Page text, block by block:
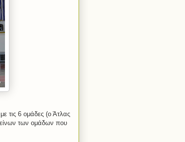
τις 6 ομάδες (ο Άτλας
των ομάδων που